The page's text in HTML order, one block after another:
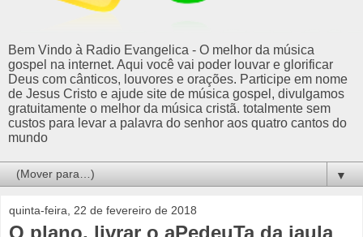
Bem Vindo à Radio Evangelica - O melhor da música
gospel na internet. Aqui você vai poder louvar e glorificar
Deus com cânticos, louvores e orações. Participe em nome
de Jesus Cristo e ajude site de música gospel, divulgamos
gratuitamente o melhor da música cristã. totalmente sem
custos para levar a palavra do senhor aos quatro cantos do
mundo
▼
quinta-feira, 22 de fevereiro de 2018